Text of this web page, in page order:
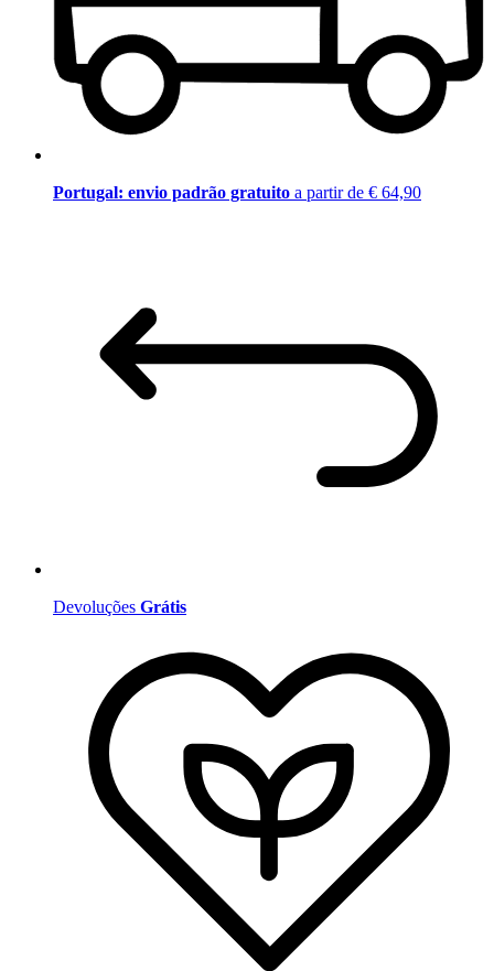
Portugal: envio padrão gratuito a partir de € 64,90
Devoluções Grátis